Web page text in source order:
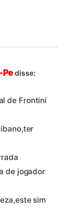
Pedisse:
de Frontini
de jogador
sim